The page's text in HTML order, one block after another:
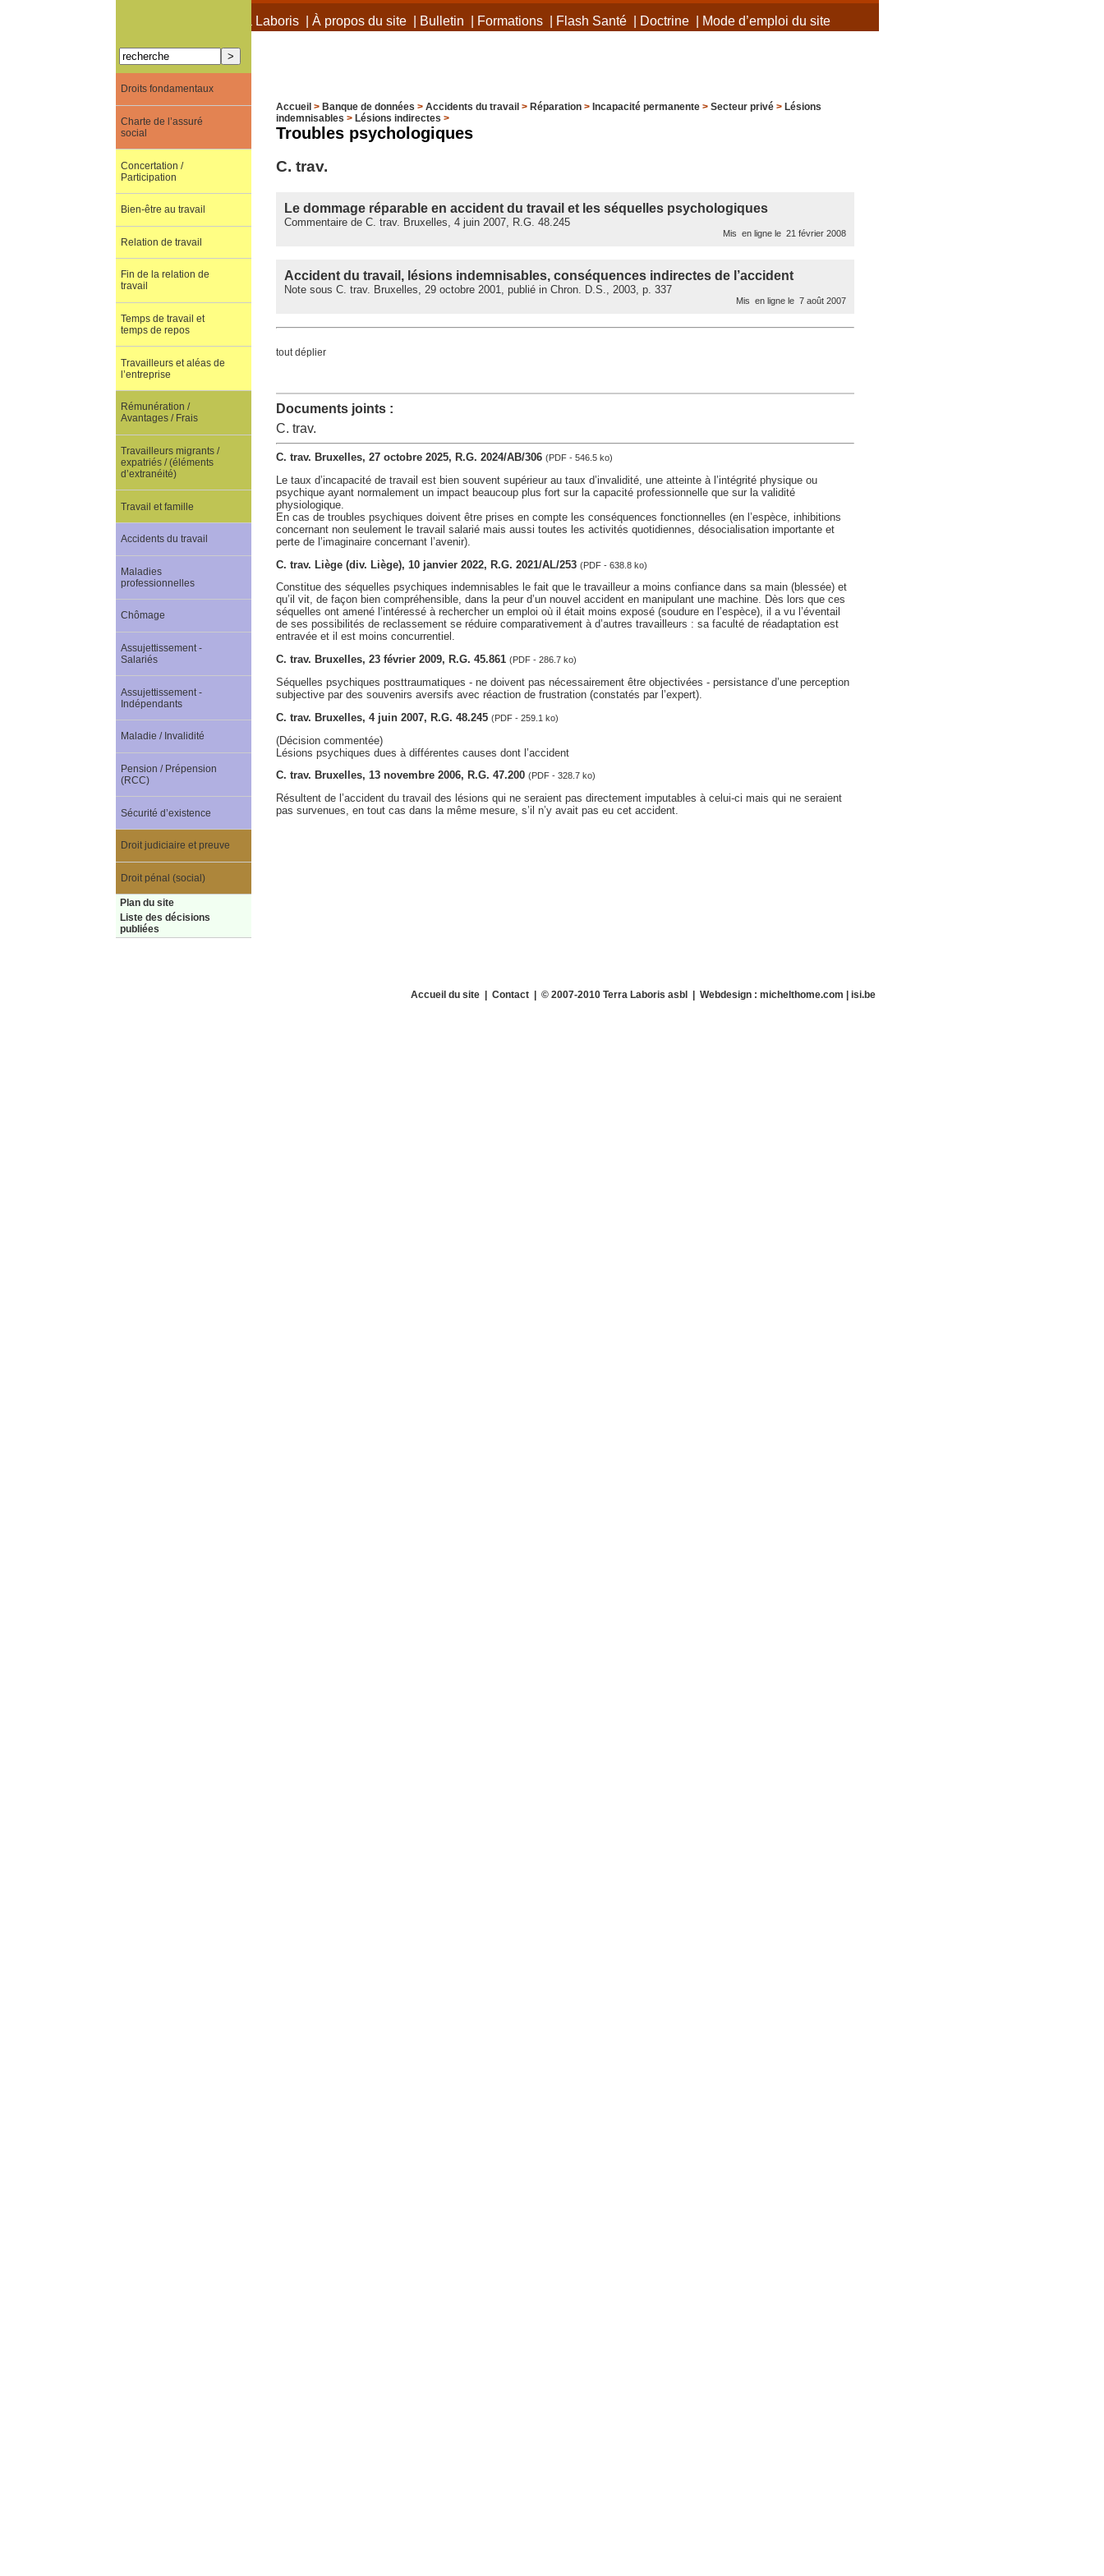
À propos de Terra Laboris| À propos du site| Bulletin Formations| Flash Santé| Doctrine| Mode d’emploi du site
Accueil > Banque de données > Accidents du travail > Réparation> Incapacité permanente> Secteur privé> Lésions
indemnisables > Lésions indirectes >
Troubles psychologiques
C. trav.
Le dommage réparable en accident du travail et les séquelles psychologiques
Commentaire de C. trav. Bruxelles, 4 juin 2007, R.G. 48.245
Mis en ligne le 21 février 2008
Accident du travail, lésions indemnisables, conséquences indirectes de l’accident
Note sous C. trav. Bruxelles, 29 octobre 2001, publié in Chron. D.S., 2003, p. 337
Mis en ligne le 7 août 2007
tout déplier
Documents joints :
C. trav.
C. trav. Bruxelles, 27 octobre 2025, R.G. 2024/AB/306 (PDF - 546.5 ko)
Le taux d’incapacité de travail est bien souvent supérieur au taux d’invalidité, une atteinte à l’intégrité physique ou
psychique ayant normalement un impact beaucoup plus fort sur la capacité professionnelle que sur la validité
physiologique.
En cas de troubles psychiques doivent être prises en compte les conséquences fonctionnelles (en l’espèce, inhibitions
concernant non seulement le travail salarié mais aussi toutes les activités quotidiennes, désocialisation importante et
perte de l’imaginaire concernant l’avenir).
C. trav. Liège (div. Liège), 10 janvier 2022, R.G. 2021/AL/253 (PDF - 638.8 ko)
Constitue des séquelles psychiques indemnisables le fait que le travailleur a moins confiance dans sa main (blessée) et
qu’il vit, de façon bien compréhensible, dans la peur d’un nouvel accident en manipulant une machine. Dès lors que ces
séquelles ont amené l’intéressé à rechercher un emploi où il était moins exposé (soudure en l’espèce), il a vu l’éventail
de ses possibilités de reclassement se réduire comparativement à d’autres travailleurs : sa faculté de réadaptation est
entravée et il est moins concurrentiel.
C. trav. Bruxelles, 23 février 2009, R.G. 45.861 (PDF - 286.7 ko)
Séquelles psychiques posttraumatiques - ne doivent pas nécessairement être objectivées - persistance d’une perception
subjective par des souvenirs aversifs avec réaction de frustration (constatés par l’expert).
C. trav. Bruxelles, 4 juin 2007, R.G. 48.245 (PDF - 259.1 ko)
(Décision commentée)
Lésions psychiques dues à différentes causes dont l’accident
C. trav. Bruxelles, 13 novembre 2006, R.G. 47.200 (PDF - 328.7 ko)
Résultent de l’accident du travail des lésions qui ne seraient pas directement imputables à celui-ci mais qui ne seraient
pas survenues, en tout cas dans la même mesure, s’il n’y avait pas eu cet accident.
Droits fondamentaux
Charte de l’assuré
social
Concertation /
Participation
Bien-être au travail
Relation de travail
Fin de la relation de
travail
Temps de travail et
temps de repos
Travailleurs et aléas de
l’entreprise
Rémunération /
Avantages / Frais
Travailleurs migrants /
expatriés / (éléments
d’extranéité)
Travail et famille
Accidents du travail
Maladies
professionnelles
Chômage
Assujettissement -
Salariés
Assujettissement -
Indépendants
Maladie / Invalidité
Pension / Prépension
(RCC)
Sécurité d’existence
Droit judiciaire et preuve
Droit pénal (social)
Plan du site
Liste des décisions
publiées
Accueil du site| Contact| © 2007-2010 Terra Laboris asbl | Webdesign : michelthome.com | isi.be